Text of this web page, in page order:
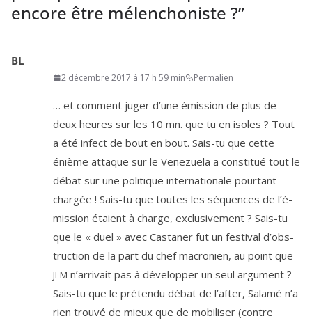
encore être mélenchoniste ?”
BL
2 décembre 2017 à 17 h 59 min Permalien
… et com­ment juger d’une émis­sion de plus de
deux heures sur les 10 mn. que tu en isoles ? Tout
a été infect de bout en bout. Sais-tu que cette
énième attaque sur le Venezuela a consti­tué tout le
débat sur une poli­tique inter­na­tio­nale pour­tant
char­gée ! Sais-tu que toutes les séquences de l’é­
mis­sion étaient à charge, exclu­si­ve­ment ? Sais-tu
que le « duel » avec Castaner fut un fes­ti­val d’obs­
truc­tion de la part du chef macro­nien, au point que
JLM n’ar­ri­vait pas à déve­lop­per un seul argu­ment ?
Sais-tu que le pré­ten­du débat de l’af­ter, Salamé n’a
rien trou­vé de mieux que de mobi­li­ser (contre